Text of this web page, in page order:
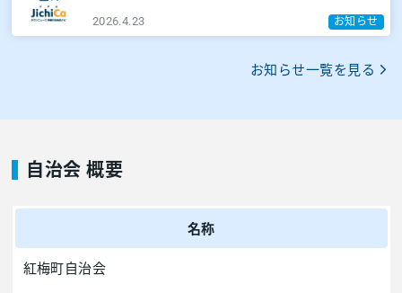
2026.4.23 お知らせ
お知らせ一覧を見る
自治会 概要
名称
紅梅町自治会